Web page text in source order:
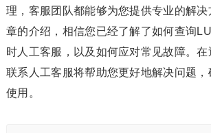
理，客服团队都能够为您提供专业的解
章的介绍，相信您已经了解了如何查询
时人工客服，以及如何应对常见故障。
联系人工客服将帮助您更好地解决问题，
使用。